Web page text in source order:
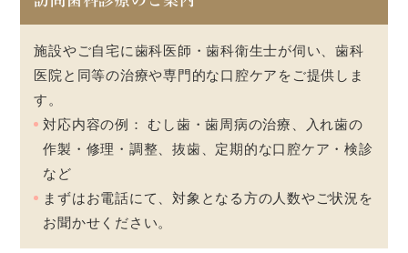
施設やご自宅に歯科医師・歯科衛生士が伺い、歯科
医院と同等の治療や専門的な口腔ケアをご提供しま
す。
対応内容の例： むし歯・歯周病の治療、入れ歯の
作製・修理・調整、抜歯、定期的な口腔ケア・検診
など
まずはお電話にて、対象となる方の人数やご状況を
お聞かせください。